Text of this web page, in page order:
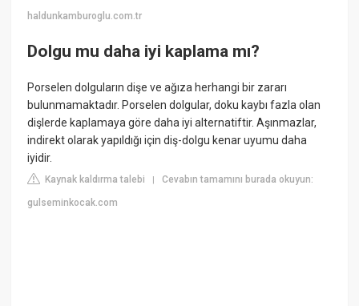
haldunkamburoglu.com.tr
Dolgu mu daha iyi kaplama mı?
Porselen dolguların dişe ve ağıza herhangi bir zararı
bulunmamaktadır. Porselen dolgular, doku kaybı fazla olan
dişlerde kaplamaya göre daha iyi alternatiftir. Aşınmazlar,
indirekt olarak yapıldığı için diş-dolgu kenar uyumu daha
iyidir.
Kaynak kaldırma talebi |Cevabın tamamını burada okuyun:
gulseminkocak.com